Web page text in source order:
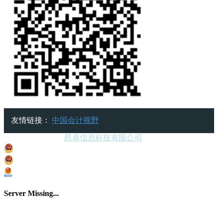
友情链接： 中国会计视野
昂卓信息科技有限公司
Server Missing...